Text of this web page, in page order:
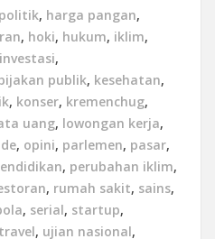
, harga pangan,
, hoki, hukum, iklim,
investasi,
publik, kesehatan,
, konser, kremenchug,
uang, lowongan kerja,
, opini, parlemen, pasar,
, perubahan iklim,
, rumah sakit, sains,
, serial, startup,
travel, ujian nasional,